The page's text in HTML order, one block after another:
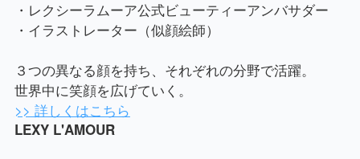
・レクシーラムーア公式ビューティーアンバサダー
・イラストレーター（似顔絵師）
３つの異なる顔を持ち、それぞれの分野で活躍。
世界中に笑顔を広げていく。
>> 詳しくはこちら
LEXY L'AMOUR